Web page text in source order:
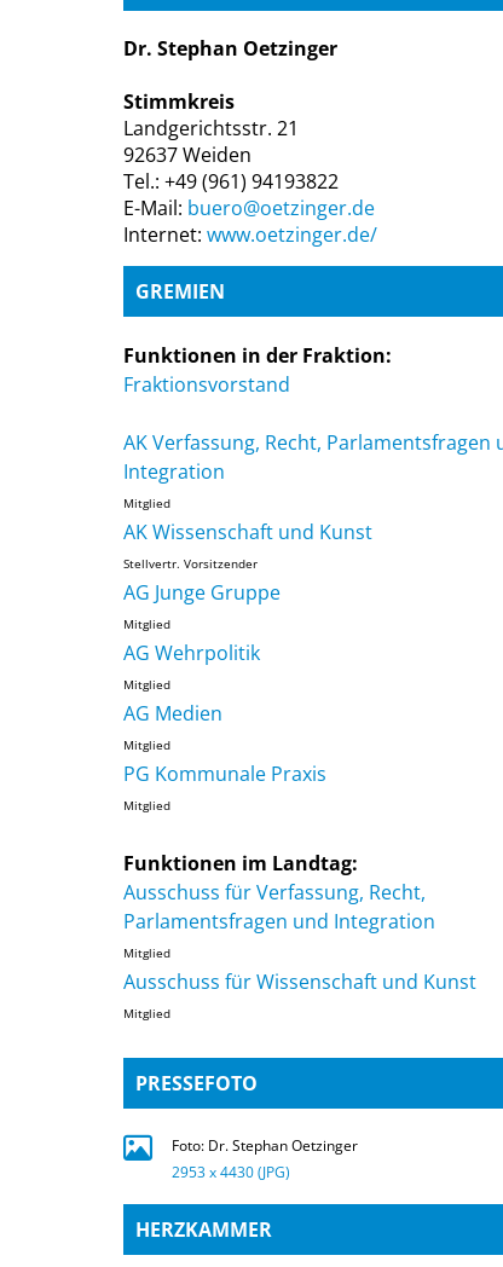
Dr. Stephan Oetzinger
Stimmkreis
Landgerichtsstr. 21
92637 Weiden
Tel.: +49 (961) 94193822
E-Mail: buero@oetzinger.de
Internet: www.oetzinger.de/
GREMIEN
Funktionen in der Fraktion:
Fraktionsvorstand
AK Verfassung, Recht, Parlamentsfragen
Integration
Mitglied
AK Wissenschaft und Kunst
Stellvertr. Vorsitzender
AG Junge Gruppe
Mitglied
AG Wehrpolitik
Mitglied
AG Medien
Mitglied
PG Kommunale Praxis
Mitglied
Funktionen im Landtag:
Ausschuss für Verfassung, Recht,
Parlamentsfragen und Integration
Mitglied
Ausschuss für Wissenschaft und Kunst
Mitglied
PRESSEFOTO
Foto: Dr. Stephan Oetzinger
2953 x 4430 (JPG)
HERZKAMMER